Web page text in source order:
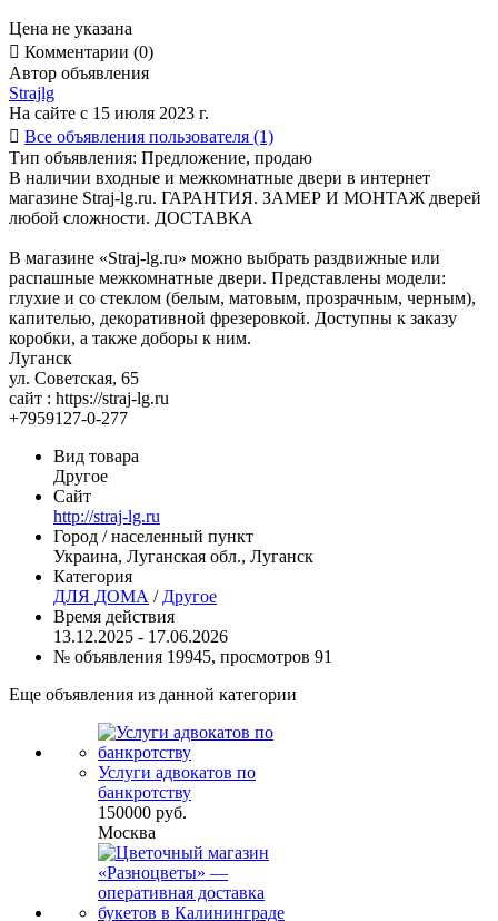
Цена не указана
 Комментарии (0)
Автор объявления
Strajlg
На сайте с 15 июля 2023 г.
 Все объявления пользователя (1)
Тип объявления: Предложение, продаю
В наличии входные и межкомнатные двери в интернет
магазине Straj-lg.ru. ГАРАНТИЯ. ЗАМЕР И МОНТАЖ дверей
любой сложности. ДОСТАВКА
В магазине «Straj-lg.ru» можно выбрать раздвижные или
распашные межкомнатные двери. Представлены модели:
глухие и со стеклом (белым, матовым, прозрачным, черным),
капителью, декоративной фрезеровкой. Доступны к заказу
коробки, а также доборы к ним.
Луганск
ул. Советская, 65
сайт : https://straj-lg.ru
+7959127-0-277
Вид товара
Другое
Сайт
http://straj-lg.ru
Город / населенный пункт
Украина, Луганская обл., Луганск
Категория
ДЛЯ ДОМА / Другое
Время действия
13.12.2025 - 17.06.2026
№ объявления 19945, просмотров 91
Еще объявления из данной категории
Услуги адвокатов по
банкротству
150000 руб.
Москва